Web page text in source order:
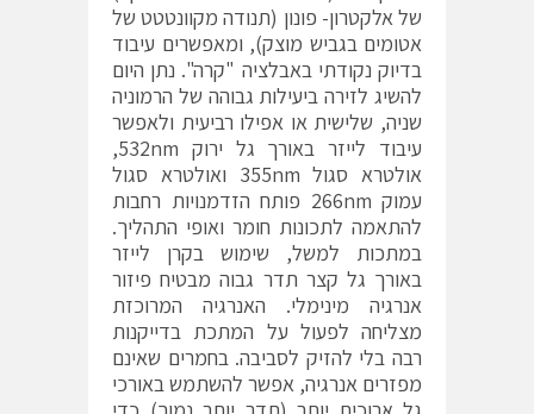
של אלקטרון- פונון (תנודה מקוונטטט של
אטומים בגביש מוצק), ומאפשרים עיבוד
בדיוק נקודתי באבלציה "קרה". נתן היום
להשיג לזירה ביעילות גבוהה של הרמוניה
שניה, שלישית או אפילו רביעית ולאפשר
עיבוד לייזר באורך גל ירוק 532nm,
אולטרא סגול 355nm ואולטרא סגול
עמוק 266nm פותח הזדמנויות רחבות
להתאמה לתכונות חומר ואופי התהליך.
במתכות למשל, שימוש בקרן לייזר
באורך גל קצר תדר גבוה מבטיח פיזור
אנרגיה מינימלי. האנרגיה המרוכזת
מצליחה לפעול על המתכת בדייקנות
רבה בלי להזיק לסביבה. בחמרים שאינם
מפזרים אנרגיה, אפשר להשתמש באורכי